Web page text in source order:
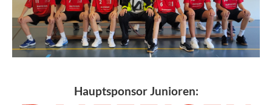
Hauptsponsor Junioren: